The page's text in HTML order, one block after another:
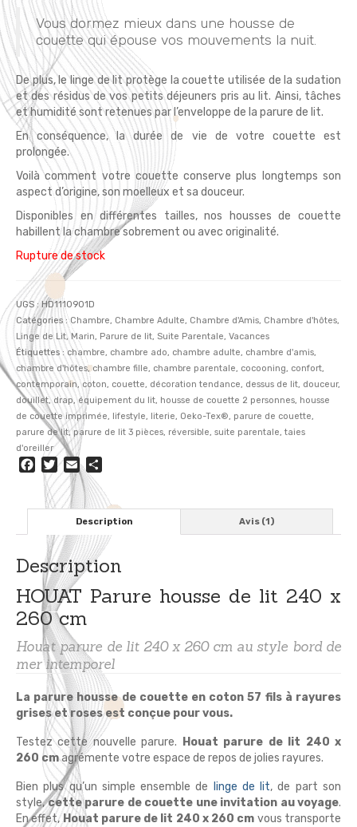
Vous dormez mieux dans une housse de
couette qui épouse vos mouvements la nuit.
De plus, le linge de lit protège la couette utilisée de la sudation
et des résidus de vos petits déjeuners pris au lit. Ainsi, tâches
et humidité sont retenues par l’enveloppe de la parure de lit.
En conséquence, la durée de vie de votre couette est
prolongée.
Voilà comment votre couette conserve plus longtemps son
aspect d’origine, son moelleux et sa douceur.
Disponibles en différentes tailles, nos housses de couette
habillent la chambre sobrement ou avec originalité.
Rupture de stock
UGS :HD1110901D
Catégories : Chambre, Chambre Adulte, Chambre d'Amis, Chambre d'hôtes,
Linge de Lit,Marin, Parure de lit, Suite Parentale, Vacances
Étiquettes :chambre, chambre ado, chambre adulte, chambre d'amis,
chambre d'hôtes,chambre fille, chambre parentale, cocooning, confort,
contemporain,coton, couette, décoration tendance, dessus de lit, douceur,
douillet,drap,équipement du lit, housse de couette 2 personnes, housse
de couette imprimée, lifestyle, literie, Oeko-Tex®, parure de couette,
parure de lit,parure de lit 3 pièces, réversible, suite parentale, taies
d'oreiller
Facebook
Twitter
Email
Description Avis (1)
Description
HOUAT Parure housse de lit 240 x
260 cm
Houat parure de lit 240 x 260 cm au style bord de
mer intemporel
La parure housse de couette en coton 57 fils à rayures
grises et roses est conçue pour vous.
Testez cette nouvelle parure.
Houat parure de lit 240 x
260 cmagrémente votre espace de repos de jolies rayures.
Bien plus qu’un simple ensemble de linge de lit, de part son
style,cette parure de couette une invitation au voyage.
En effet,Houat parure de lit 240 x 260 cm vous transporte